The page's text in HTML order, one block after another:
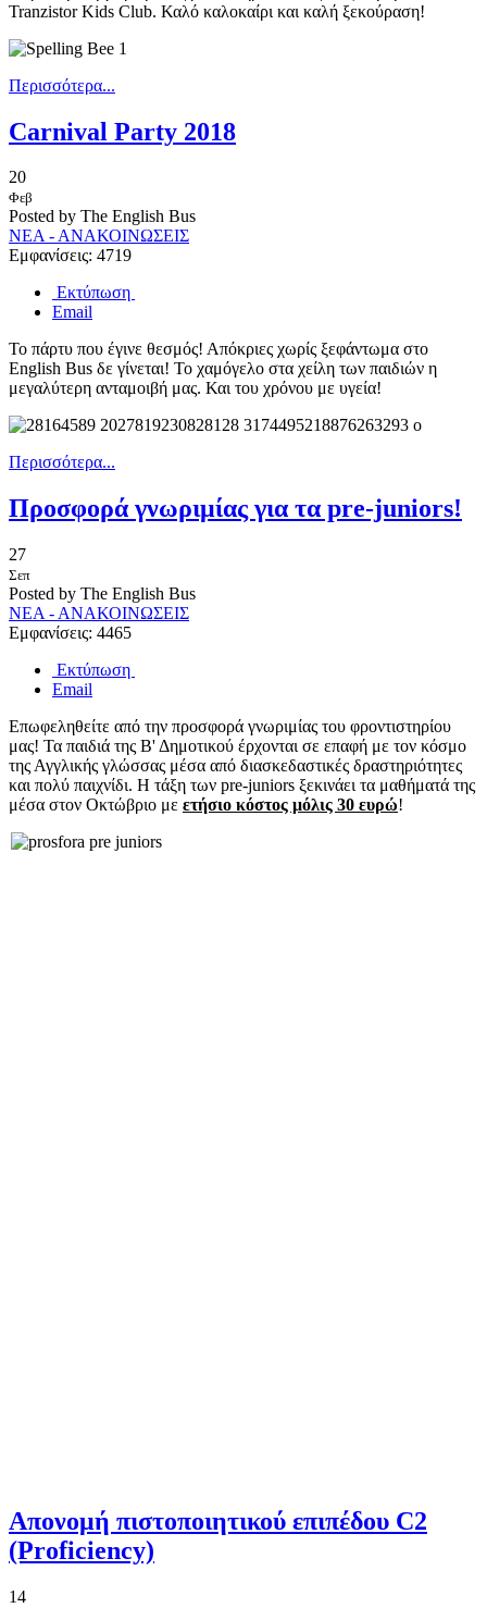
Tranzistor Kids Club. Καλό καλοκαίρι και καλή ξεκούραση!
Περισσότερα...
Carnival Party 2018
20
Φεβ
Posted by The English Bus
ΝΕΑ - ΑΝΑΚΟΙΝΩΣΕΙΣ
Εμφανίσεις: 4719
Εκτύπωση
Email
Το πάρτυ που έγινε θεσμός! Απόκριες χωρίς ξεφάντωμα στο
English Bus δε γίνεται! Το χαμόγελο στα χείλη των παιδιών η
μεγαλύτερη ανταμοιβή μας. Και του χρόνου με υγεία!
Περισσότερα...
Προσφορά γνωριμίας για τα pre-juniors!
27
Σεπ
Posted by The English Bus
ΝΕΑ - ΑΝΑΚΟΙΝΩΣΕΙΣ
Εμφανίσεις: 4465
Εκτύπωση
Email
Επωφεληθείτε από την προσφορά γνωριμίας του φροντιστηρίου
μας! Τα παιδιά της Β' Δημοτικού έρχονται σε επαφή με τον κόσμο
της Αγγλικής γλώσσας μέσα από διασκεδαστικές δραστηριότητες
και πολύ παιχνίδι. Η τάξη των pre-juniors ξεκινάει τα μαθήματά της
μέσα στον Οκτώβριο με ετήσιο κόστος μόλις 30 ευρώ!
Απονομή πιστοποιητικού επιπέδου C2
(Proficiency)
14